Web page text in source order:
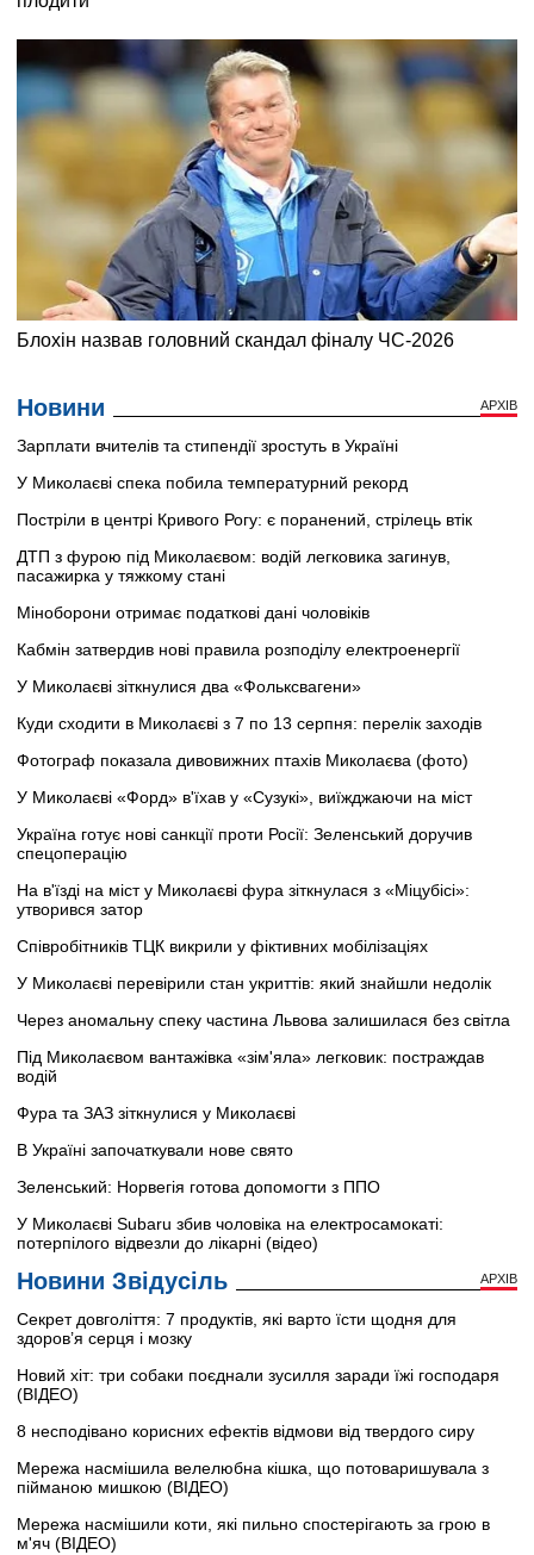
Новини АРХІВ
Зарплати вчителів та стипендії зростуть в Україні
У Миколаєві спека побила температурний рекорд
Постріли в центрі Кривого Рогу: є поранений, стрілець втік
ДТП з фурою під Миколаєвом: водій легковика загинув,
пасажирка у тяжкому стані
Міноборони отримає податкові дані чоловіків
Кабмін затвердив нові правила розподілу електроенергії
У Миколаєві зіткнулися два «Фольксвагени»
Куди сходити в Миколаєві з 7 по 13 серпня: перелік заходів
Фотограф показала дивовижних птахів Миколаєва (фото)
У Миколаєві «Форд» в'їхав у «Сузукі», виїжджаючи на міст
Україна готує нові санкції проти Росії: Зеленський доручив
спецоперацію
На в'їзді на міст у Миколаєві фура зіткнулася з «Міцубісі»:
утворився затор
Співробітників ТЦК викрили у фіктивних мобілізаціях
У Миколаєві перевірили стан укриттів: який знайшли недолік
Через аномальну спеку частина Львова залишилася без світла
Під Миколаєвом вантажівка «зім'яла» легковик: постраждав
водій
Фура та ЗАЗ зіткнулися у Миколаєві
В Україні започаткували нове свято
Зеленський: Норвегія готова допомогти з ППО
У Миколаєві Subaru збив чоловіка на електросамокаті:
потерпілого відвезли до лікарні (відео)
Новини Звідусіль АРХІВ
Секрет довголіття: 7 продуктів, які варто їсти щодня для
здоров’я серця і мозку
Новий хіт: три собаки поєднали зусилля заради їжі господаря
(ВІДЕО)
8 несподівано корисних ефектів відмови від твердого сиру
Мережа насмішила велелюбна кішка, що потоваришувала з
пійманою мишкою (ВІДЕО)
Мережа насмішили коти, які пильно спостерігають за грою в
м'яч (ВІДЕО)